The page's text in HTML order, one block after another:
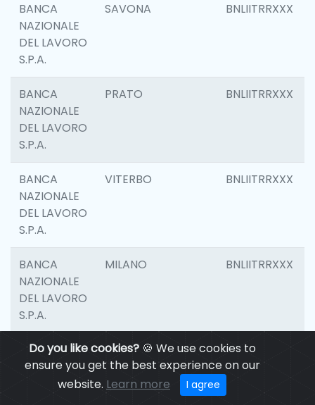
Do you like cookies?🍪 We use cookies to
ensure you get the best experience on our
website. Learn more I agree
BANCA
NAZIONALE
DEL LAVORO
S.P.A.
SAVONA BNLIITRRXXX
BANCA
NAZIONALE
DEL LAVORO
S.P.A.
PRATO BNLIITRRXXX
BANCA
NAZIONALE
DEL LAVORO
S.P.A.
VITERBO BNLIITRRXXX
BANCA
NAZIONALE
DEL LAVORO
S.P.A.
MILANO BNLIITRRXXX
BANCA
NAZIONALE
DEL LAVORO
CASALECCHIO DI
RENO
BNLIITRRXXX